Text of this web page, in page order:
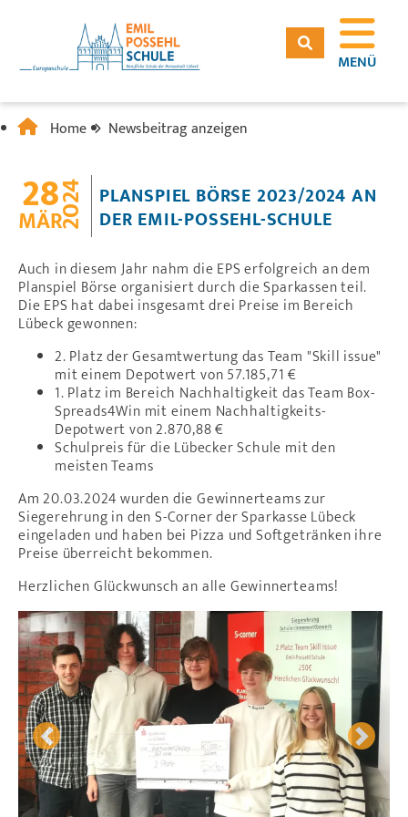
MENÜ
Home Newsbeitrag anzeigen
28
MÄR2024 PLANSPIEL BÖRSE 2023/2024 AN
DER EMIL-POSSEHL-SCHULE
Auch in diesem Jahr nahm die EPS erfolgreich an dem
Planspiel Börse organisiert durch die Sparkassen teil.
Die EPS hat dabei insgesamt drei Preise im Bereich
Lübeck gewonnen:
2. Platz der Gesamtwertung das Team "Skill issue"
mit einem Depotwert von 57.185,71 €
1. Platz im Bereich Nachhaltigkeit das Team Box-
Spreads4Win mit einem Nachhaltigkeits-
Depotwert von 2.870,88 €
Schulpreis für die Lübecker Schule mit den
meisten Teams
Am 20.03.2024 wurden die Gewinnerteams zur
Siegerehrung in den S-Corner der Sparkasse Lübeck
eingeladen und haben bei Pizza und Softgetränken ihre
Preise überreicht bekommen.
Herzlichen Glückwunsch an alle Gewinnerteams!
Previous Next